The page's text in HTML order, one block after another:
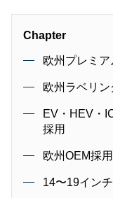
Chapter
欧州プレミ
欧州ラベリ
EV・HEV・
採用
欧州OEM採
14〜19イン